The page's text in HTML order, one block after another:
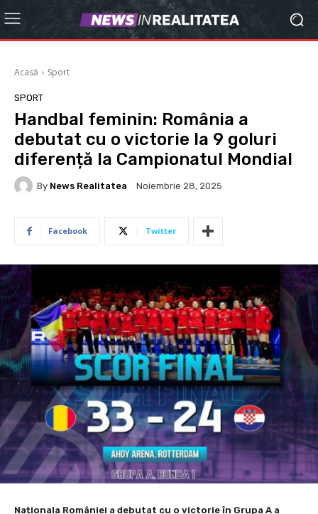
Acasă Sport
SPORT
Handbal feminin: România a
debutat cu o victorie la 9 goluri
diferență la Campionatul Mondial
By News Realitatea Noiembrie 28, 2025
Facebook Twitter
Naționala României a debutat cu o victorie în Grupa A a